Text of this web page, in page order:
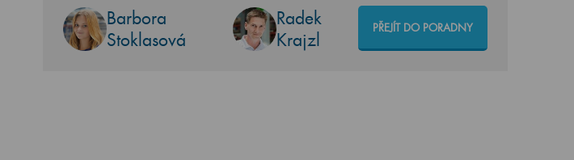
Barbora
Stoklasová
Radek
Krajzl
PŘEJÍT DO PORADNY